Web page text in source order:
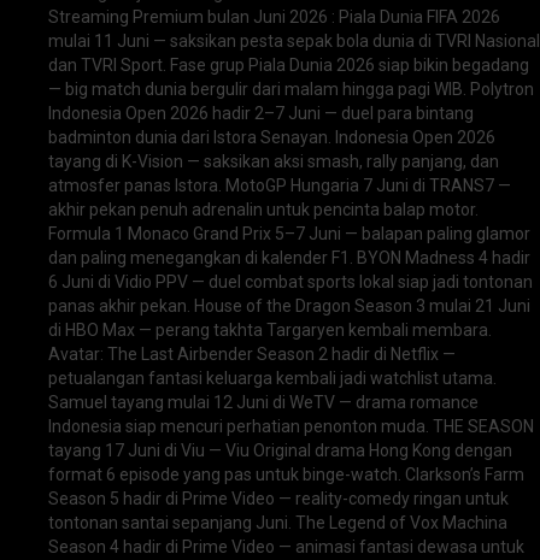
Streaming Premium bulan Juni 2026 : Piala Dunia FIFA 2026
mulai 11 Juni — saksikan pesta sepak bola dunia di TVRI Nasional
dan TVRI Sport. Fase grup Piala Dunia 2026 siap bikin begadang
— big match dunia bergulir dari malam hingga pagi WIB. Polytron
Indonesia Open 2026 hadir 2–7 Juni — duel para bintang
badminton dunia dari Istora Senayan. Indonesia Open 2026
tayang di K-Vision — saksikan aksi smash, rally panjang, dan
atmosfer panas Istora. MotoGP Hungaria 7 Juni di TRANS7 —
akhir pekan penuh adrenalin untuk pencinta balap motor.
Formula 1 Monaco Grand Prix 5–7 Juni — balapan paling glamor
dan paling menegangkan di kalender F1. BYON Madness 4 hadir
6 Juni di Vidio PPV — duel combat sports lokal siap jadi tontonan
panas akhir pekan. House of the Dragon Season 3 mulai 21 Juni
di HBO Max — perang takhta Targaryen kembali membara.
Avatar: The Last Airbender Season 2 hadir di Netflix —
petualangan fantasi keluarga kembali jadi watchlist utama.
Samuel tayang mulai 12 Juni di WeTV — drama romance
Indonesia siap mencuri perhatian penonton muda. THE SEASON
tayang 17 Juni di Viu — Viu Original drama Hong Kong dengan
format 6 episode yang pas untuk binge-watch. Clarkson’s Farm
Season 5 hadir di Prime Video — reality-comedy ringan untuk
tontonan santai sepanjang Juni. The Legend of Vox Machina
Season 4 hadir di Prime Video — animasi fantasi dewasa untuk